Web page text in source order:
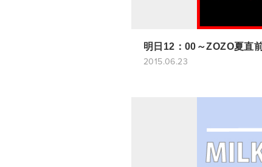
明日12：00～ZOZO夏直
2015.06.23